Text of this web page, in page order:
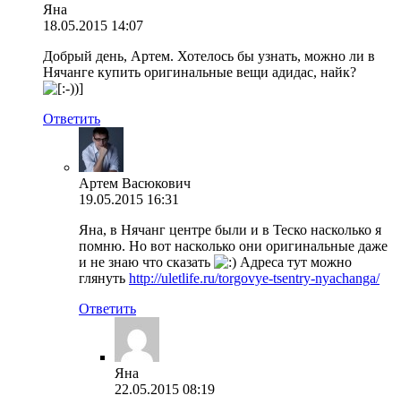
Яна
18.05.2015 14:07
Добрый день, Артем. Хотелось бы узнать, можно ли в
Нячанге купить оригинальные вещи адидас, найк?
Ответить
Артем Васюкович
19.05.2015 16:31
Яна, в Нячанг центре были и в Теско насколько я
помню. Но вот насколько они оригинальные даже
и не знаю что сказать
Адреса тут можно
глянуть http://uletlife.ru/torgovye-tsentry-nyachanga/
Ответить
Яна
22.05.2015 08:19